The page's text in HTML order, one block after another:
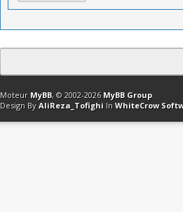
Contact Club Affiliation Retourner en
Moteur MyBB, © 2002-2026 MyBB Group.
Design By AliReza_Tofighi In WhiteCrow